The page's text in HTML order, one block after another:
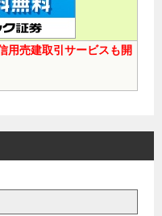
用売建取引サービスも開